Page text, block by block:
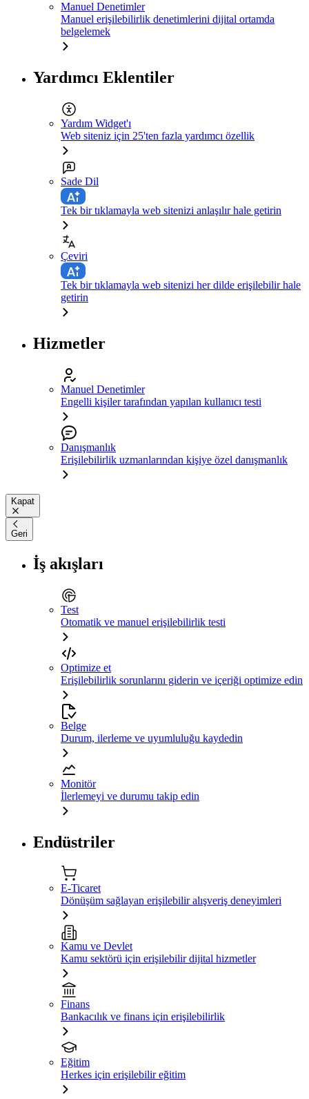
Manuel Denetimler
Manuel erişilebilirlik denetimlerini dijital ortamda
belgelemek
Yardımcı Eklentiler
Yardım Widget'ı
Web siteniz için 25'ten fazla yardımcı özellik
Sade Dil
Tek bir tıklamayla web sitenizi anlaşılır hale getirin
Çeviri
Tek bir tıklamayla web sitenizi her dilde erişilebilir hale
getirin
Hizmetler
Manuel Denetimler
Engelli kişiler tarafından yapılan kullanıcı testi
Danışmanlık
Erişilebilirlik uzmanlarından kişiye özel danışmanlık
Kapat
Geri
İş akışları
Test
Otomatik ve manuel erişilebilirlik testi
Optimize et
Erişilebilirlik sorunlarını giderin ve içeriği optimize edin
Belge
Durum, ilerleme ve uyumluluğu kaydedin
Monitör
İlerlemeyi ve durumu takip edin
Endüstriler
E-Ticaret
Dönüşüm sağlayan erişilebilir alışveriş deneyimleri
Kamu ve Devlet
Kamu sektörü için erişilebilir dijital hizmetler
Finans
Bankacılık ve finans için erişilebilirlik
Eğitim
Herkes için erişilebilir eğitim